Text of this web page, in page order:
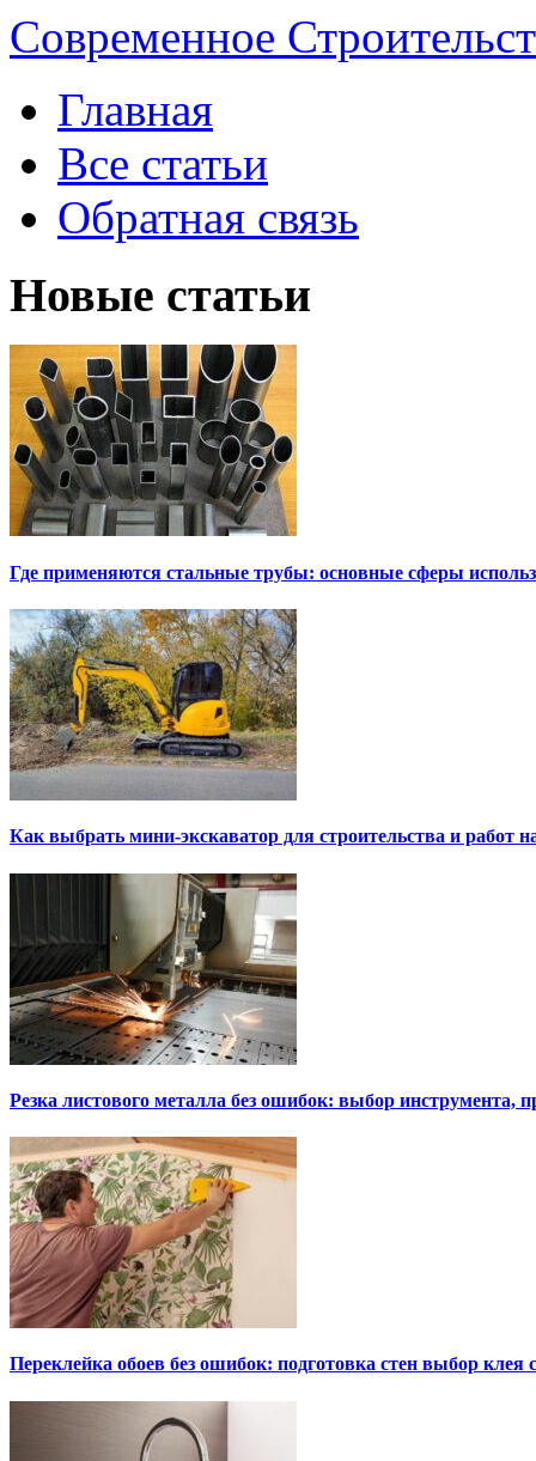
Современное
Главная
Все статьи
Обратная связь
Новые статьи
Где применяются стальные трубы: основные сферы
Как выбрать мини-экскаватор для строительства и работ
Резка листового металла без ошибок: выбор инструмента,
Переклейка обоев без ошибок: подготовка стен выбор клея